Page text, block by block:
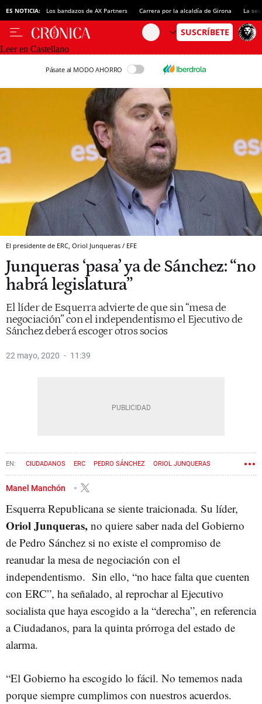
ES NOTICIA: Los bandazos de AX Partners Carrera por la alcaldía de Girona La
Leer en Castellano
Pásate al MODO AHORRO
El presidente de ERC, Oriol Junqueras / EFE
Junqueras ‘pasa’ ya de Sánchez: “no
habrá legislatura”
El líder de Esquerra advierte de que sin “mesa de
negociación” con el independentismo el Ejecutivo de
Sánchez deberá escoger otros socios
22 mayo, 2020 11:39
CIUDADANOS ERC PEDRO SÁNCHEZ ORIOL JUNQUERAS
INÉS ARRIMADAS QUIM TORRA
Manel Manchón
Esquerra Republicana se siente traicionada. Su líder,
Oriol Junqueras, no quiere saber nada del Gobierno
de Pedro Sánchez si no existe el compromiso de
reanudar la mesa de negociación con el
independentismo. Sin ello, “no hace falta que cuenten
con ERC”, ha señalado, al reprochar al Ejecutivo
socialista que haya escogido a la “derecha”, en referencia
a Ciudadanos, para la quinta prórroga del estado de
alarma.
“El Gobierno ha escogido lo fácil. No tememos nada
porque siempre cumplimos con nuestros acuerdos.